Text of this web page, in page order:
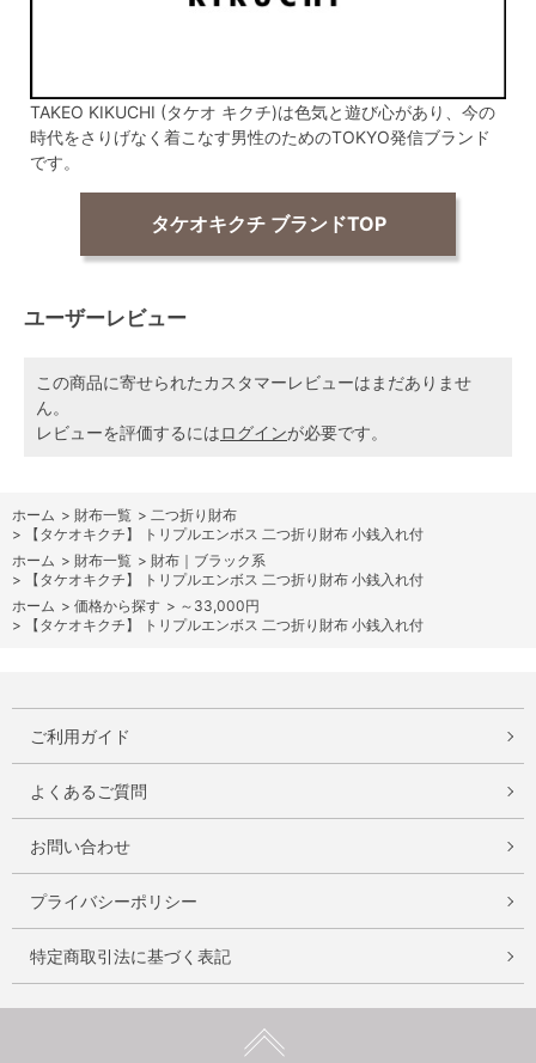
TAKEO KIKUCHI (タケオ キクチ)は色気と遊び心があり、今の
時代をさりげなく着こなす男性のためのTOKYO発信ブランド
です。
タケオキクチ ブランドTOP
ユーザーレビュー
この商品に寄せられたカスタマーレビューはまだありませ
ん。
レビューを評価するにはログインが必要です。
ホーム > 財布一覧 > 二つ折り財布
>
【タケオキクチ】 トリプルエンボス 二つ折り財布 小銭入れ付
ホーム > 財布一覧 > 財布｜ブラック系
>
【タケオキクチ】 トリプルエンボス 二つ折り財布 小銭入れ付
ホーム > 価格から探す > ～33,000円
>
【タケオキクチ】 トリプルエンボス 二つ折り財布 小銭入れ付
ご利用ガイド
よくあるご質問
お問い合わせ
プライバシーポリシー
特定商取引法に基づく表記